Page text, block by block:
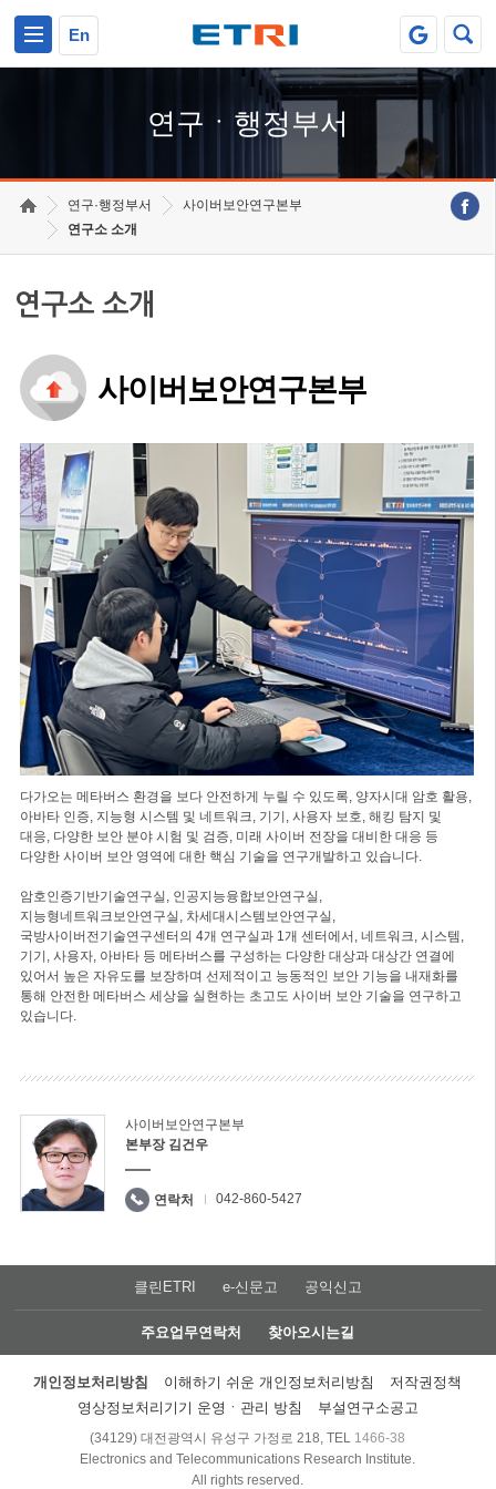
En
연구ㆍ행정부서
연구·행정부서
사이버보안연구본부
연구소 소개
연구소 소개
사이버보안연구본부
다가오는 메타버스 환경을 보다 안전하게 누릴 수 있도록, 양자시대 암호 활용,
아바타 인증, 지능형 시스템 및 네트워크, 기기, 사용자 보호, 해킹 탐지 및
대응, 다양한 보안 분야 시험 및 검증, 미래 사이버 전장을 대비한 대응 등
다양한 사이버 보안 영역에 대한 핵심 기술을 연구개발하고 있습니다.
암호인증기반기술연구실, 인공지능융합보안연구실,
지능형네트워크보안연구실, 차세대시스템보안연구실,
국방사이버전기술연구센터의 4개 연구실과 1개 센터에서, 네트워크, 시스템,
기기, 사용자, 아바타 등 메타버스를 구성하는 다양한 대상과 대상간 연결에
있어서 높은 자유도를 보장하며 선제적이고 능동적인 보안 기능을 내재화를
통해 안전한 메타버스 세상을 실현하는 초고도 사이버 보안 기술을 연구하고
있습니다.
사이버보안연구본부
본부장 김건우
연락처 042-860-5427
클린ETRI e-신문고 공익신고
주요업무연락처 찾아오시는길
개인정보처리방침 이해하기 쉬운 개인정보처리방침
저작권정책
영상정보처리기기 운영ㆍ관리 방침
부설연구소공고
(34129) 대전광역시 유성구 가정로 218, TEL 1466-38
Electronics and Telecommunications Research Institute.
All rights reserved.